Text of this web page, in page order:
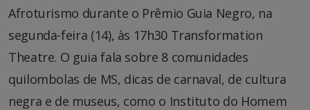
Afroturismo durante o Prêmio Guia Negro, na
segunda-feira (14), às 17h30 Transformation
Theatre. O guia fala sobre 8 comunidades
quilombolas de MS, dicas de carnaval, de cultura
negra e de museus, como o Instituto do Homem